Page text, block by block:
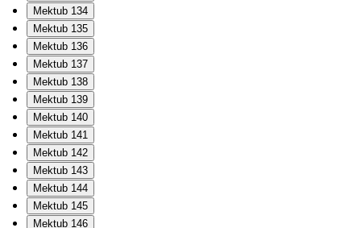
Mektub 134
Mektub 135
Mektub 136
Mektub 137
Mektub 138
Mektub 139
Mektub 140
Mektub 141
Mektub 142
Mektub 143
Mektub 144
Mektub 145
Mektub 146